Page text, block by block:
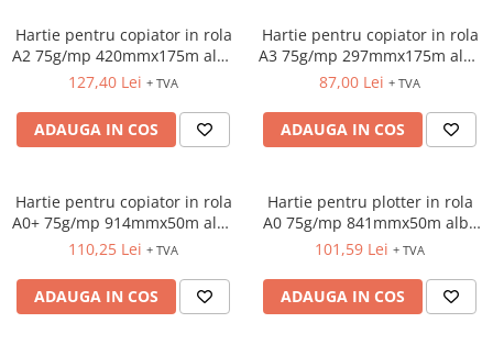
PIXURI CU MECANISM
PIXURI FARA MECANISM
MARKERE CU VOPSEA
MARKERE SPECIALE
TEXTMARKERE
CREIOANE MECANICE & REZERVE
CREIOANE CLASICE & ASCUTITORI
INSTRUMENTE PENTRU
Hartie pentru copiator in rola
A2 75g/mp 420mmx175m alba
Xerox
127,40 Lei + TVA
ADAUGA IN COS
Hartie pentru copiator in rola
A3 75g/mp 297mmx175m alba
Xerox
87,00 Lei + TVA
ADAUGA IN COS
Hartie pentru copiator in rola
A0+ 75g/mp 914mmx50m alba
Xerox
110,25 Lei + TVA
ADAUGA IN COS
Hartie pentru plotter in rola
A0 75g/mp 841mmx50m alba
Xerox
101,59 Lei + TVA
ADAUGA IN COS